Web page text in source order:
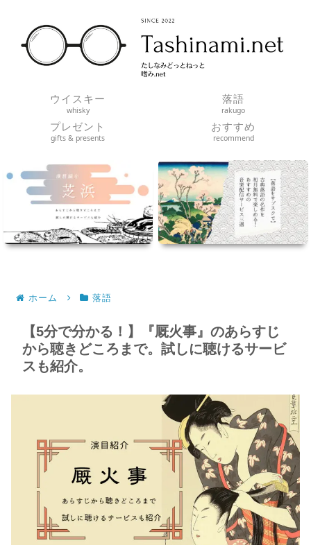
ウイスキー
whisky
落語
rakugo
プレゼント
gifts & presents
おすすめ
recommend
ホーム 落語
【5分で分かる！】『厩火事』のあらすじ
から聴きどころまで。試しに聴けるサービ
スも紹介。